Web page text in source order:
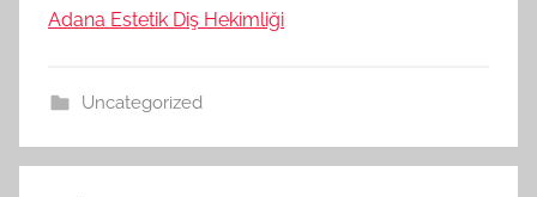
Adana Estetik Diş Hekimliği
Uncategorized